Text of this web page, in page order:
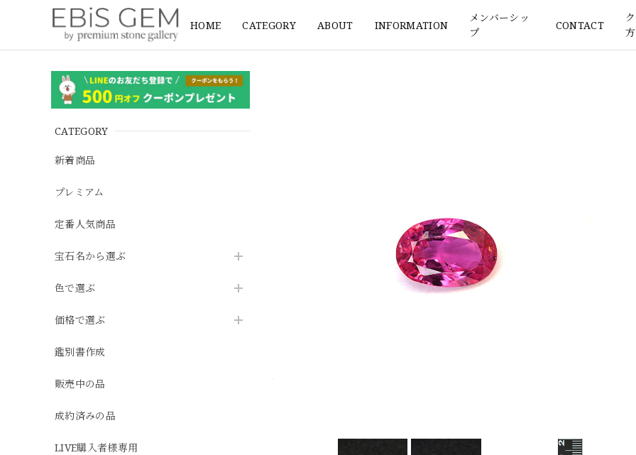
HOME CATEGORY ABOUT INFORMATION
メンバーシッ
プ
CONTACT
方
CATEGORY
新着商品
プレミアム
定番人気商品
宝石名から選ぶ
色で選ぶ
価格で選ぶ
鑑別書作成
販売中の品
成約済みの品
LIVE購入者様専用